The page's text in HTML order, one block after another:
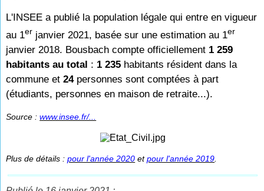
L'INSEE a publié la population légale qui entre en vigueur
au 1er janvier 2021, basée sur une estimation au 1er
janvier 2018. Bousbach compte officiellement 1 259
habitants au total : 1 235 habitants résident dans la
commune et24personnes sont comptées à part
(étudiants, personnes en maison de retraite...).
Source :www.insee.fr/...
Plus de détails :pour l'année 2020 etpour l'année 2019